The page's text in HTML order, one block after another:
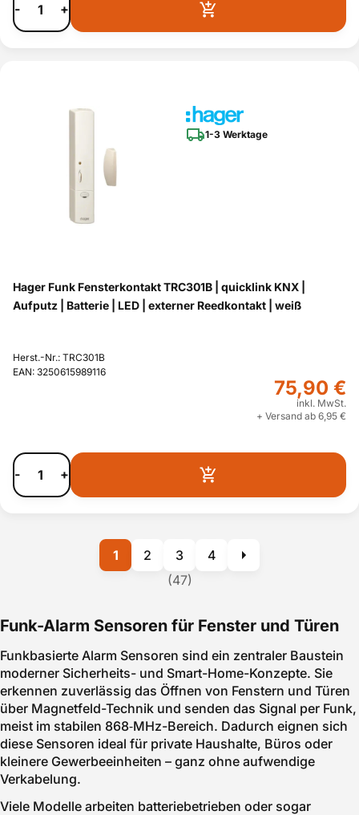
- +
1-3 Werktage
Hager Funk Fensterkontakt TRC301B | quicklink KNX |
Aufputz | Batterie | LED | externer Reedkontakt | weiß
Herst.-Nr.: TRC301B
EAN: 3250615989116
75,90 €
inkl. MwSt.
+ Versand ab 6,95 €
- +
(47)
1 2 3 4
Funk-Alarm Sensoren für Fenster und Türen
Funkbasierte Alarm Sensoren sind ein zentraler Baustein
moderner Sicherheits- und Smart-Home-Konzepte. Sie
erkennen zuverlässig das Öffnen von Fenstern und Türen
über Magnetfeld-Technik und senden das Signal per Funk,
meist im stabilen 868‑MHz-Bereich. Dadurch eignen sich
diese Sensoren ideal für private Haushalte, Büros oder
kleinere Gewerbeeinheiten – ganz ohne aufwendige
Verkabelung.
Viele Modelle arbeiten batteriebetrieben oder sogar